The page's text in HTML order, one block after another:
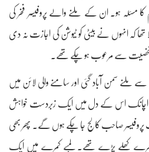
مسئلہ ہو۔ ان کے ملنے والے پروفیسر فخر کی
تھا کہ انہوں نے بیٹی کو ٹیوشن کی اجازت نہ دی
کی شخصیت سے مرعوب ہو چکے تھے۔
ملنے سمن آباد گئی اور سامنے والی لائن میں
تو اچانک اس کے دل میں ایک زبردست خواہش
صاحب کالج جا چکے ہوں گے۔ پھر بھی
کھلے پڑے تھے۔ لمبے کمرے میں ایک